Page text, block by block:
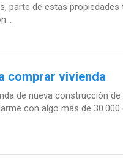
parte de estas
comprar vivienda
de nueva construcción
con algo más de